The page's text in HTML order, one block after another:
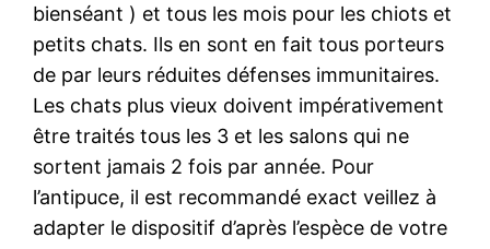
bienséant ) et tous les mois pour les chiots et
petits chats. Ils en sont en fait tous porteurs
de par leurs réduites défenses immunitaires.
Les chats plus vieux doivent impérativement
être traités tous les 3 et les salons qui ne
sortent jamais 2 fois par année. Pour
l’antipuce, il est recommandé exact veillez à
adapter le dispositif d’après l’espèce de votre